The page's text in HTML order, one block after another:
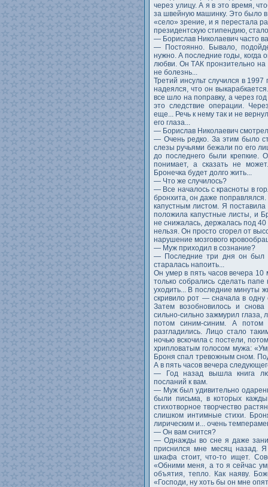
через улицу. А я в это время,
за швейную машинку. Это было в
«село» зрение, и я перестала
президентскую стипендию,
— Борислав Николаевич часто
— Постоянно. Бывало,
нужно. А последние годы, когда
любви. Он ТАК пронзительно
не болезнь...
Третий инсульт случился в
надеялся, что он
все шло на поправку, а через
это следствие операции.
еще... Речь к нему так и не
его глаза...
— Борислав Николаевич
— Очень редко. За этим было
слезы ручьями бежали по его
до последнего были крепкие.
понимает, а сказать не
Бронечка будет долго жить...
— Что же случилось?
— Все началось с красноты в
бронхита, он даже
капустным листом. Я
положила капустные листы, и
не снижалась, держалась под
нельзя. Он просто сгорел от
нарушение мозгового
— Муж приходил в сознание?
— Последние три дня он был
старалась напоить...
Он умер в пять часов вечера
только собрались сделать
уходить... В последние минуты
скривило рот — сначала в одну
Затем возобновилось и
сильно-сильно зажмурил
потом синим-синим. А потом
разгладились. Лицо стало
ночью вскочила с постели,
хрипловатым голосом мужа:
Броня спал тревожным сном.
А в пять часов вечера
— Год назад вышла книга
посланий к вам.
— Муж был удивительно
были письма, в которых
стихотворное творчество
слишком интимные стихи.
лирическим и... очень
— Он вам снится?
— Однажды во сне я даже
приснился мне месяц назад.
шкафа стоит, что-то ищет.
«Обними меня, а то я сейчас
объятия, тепло. Как наяву.
«Господи, ну хоть бы он мне